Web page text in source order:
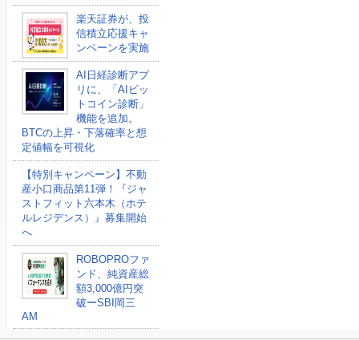
楽天証券が、投
信積立応援キャ
ンペーンを実施
AI日経診断アプ
リに、「AIビッ
トコイン診断」
機能を追加。
BTCの上昇・下落確率と想
定値幅を可視化
【特別キャンペーン】不動
産小口商品第11弾！『ジャ
ストフィット六本木（ホテ
ルレジデンス）』募集開始
へ
ROBOPROファ
ンド、純資産総
額3,000億円突
破ーSBI岡三
AM